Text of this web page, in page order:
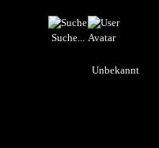
Suche...
Unbekannt